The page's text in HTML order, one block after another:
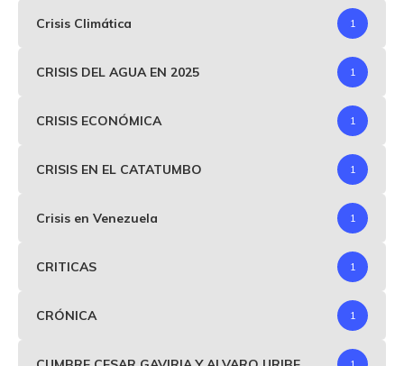
Crisis Climática 1
CRISIS DEL AGUA EN 2025 1
CRISIS ECONÓMICA 1
CRISIS EN EL CATATUMBO 1
Crisis en Venezuela 1
CRITICAS 1
CRÓNICA 1